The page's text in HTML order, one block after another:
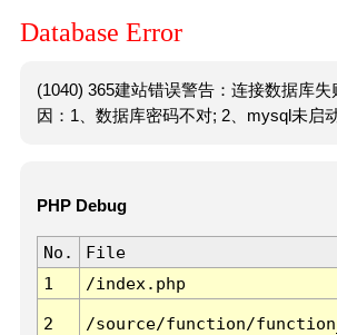
Database Error
(1040) 365建站错误警告：连接数据库失
因：1、数据库密码不对; 2、mysql未启动
PHP Debug
No. File
1
/index.php
2 /source/function/